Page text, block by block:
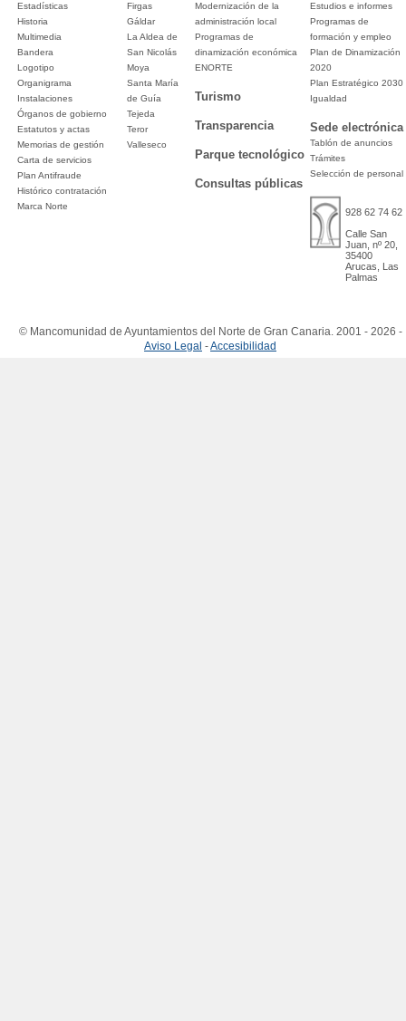
Estadísticas
Historia
Multimedia
Bandera
Logotipo
Organigrama
Instalaciones
Órganos de gobierno
Estatutos y actas
Memorias de gestión
Carta de servicios
Plan Antifraude
Histórico contratación
Marca Norte
Firgas
Gáldar
La Aldea de
San Nicolás
Moya
Santa María
de Guía
Tejeda
Teror
Valleseco
Modernización de la
administración local
Programas de
dinamización económica
ENORTE
Turismo
Transparencia
Parque tecnológico
Consultas públicas
Estudios e informes
Programas de
formación y empleo
Plan de Dinamización
2020
Plan Estratégico 2030
Igualdad
Sede electrónica
Tablón de anuncios
Trámites
Selección de personal
928 62 74 62
Calle San
Juan, nº 20,
35400
Arucas, Las
Palmas
© Mancomunidad de Ayuntamientos del Norte de Gran Canaria. 2001 - 2026 -
Aviso Legal -Accesibilidad